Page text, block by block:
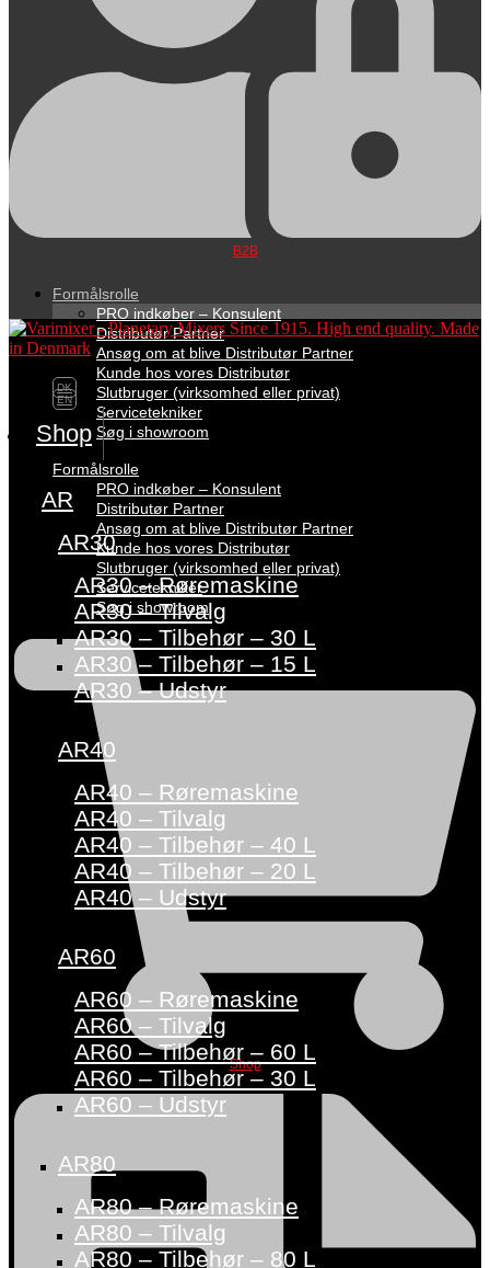
B2B
Formålsrolle
PRO indkøber – Konsulent
Distributør Partner
Ansøg om at blive Distributør Partner
Kunde hos vores Distributør
Slutbruger (virksomhed eller privat)
Servicetekniker
Søg i showroom
Formålsrolle
PRO indkøber – Konsulent
Distributør Partner
Ansøg om at blive Distributør Partner
Kunde hos vores Distributør
Slutbruger (virksomhed eller privat)
Servicetekniker
Søg i showroom
Shop
DK
EN
Shop
AR
AR30
AR30 – Røremaskine
AR30 – Tilvalg
AR30 – Tilbehør – 30 L
AR30 – Tilbehør – 15 L
AR30 – Udstyr
AR40
AR40 – Røremaskine
AR40 – Tilvalg
AR40 – Tilbehør – 40 L
AR40 – Tilbehør – 20 L
AR40 – Udstyr
AR60
AR60 – Røremaskine
AR60 – Tilvalg
AR60 – Tilbehør – 60 L
AR60 – Tilbehør – 30 L
AR60 – Udstyr
AR80
AR80 – Røremaskine
AR80 – Tilvalg
AR80 – Tilbehør – 80 L